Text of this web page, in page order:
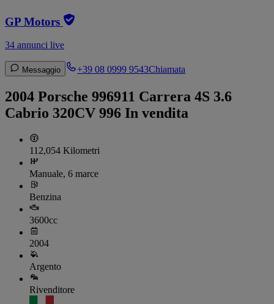
GP Motors
34 annunci live
Messaggio +39 08 0999 9543Chiamata
2004 Porsche 996911 Carrera 4S 3.6
Cabrio 320CV 996 In vendita
112,054 Kilometri
Manuale, 6 marce
Benzina
3600cc
2004
Argento
Rivenditore